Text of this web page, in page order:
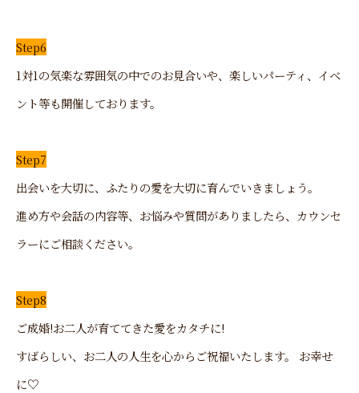
Step6
1対1の気楽な雰囲気の中でのお見合いや、楽しいパーティ、イベ
ント等も開催しております。
Step7
出会いを大切に、ふたりの愛を大切に育んでいきましょう。
進め方や会話の内容等、お悩みや質問がありましたら、カウンセ
ラーにご相談ください。
Step8
ご成婚!お二人が育ててきた愛をカタチに!
すばらしい、お二人の人生を心からご祝福いたします。 お幸せ
に♡